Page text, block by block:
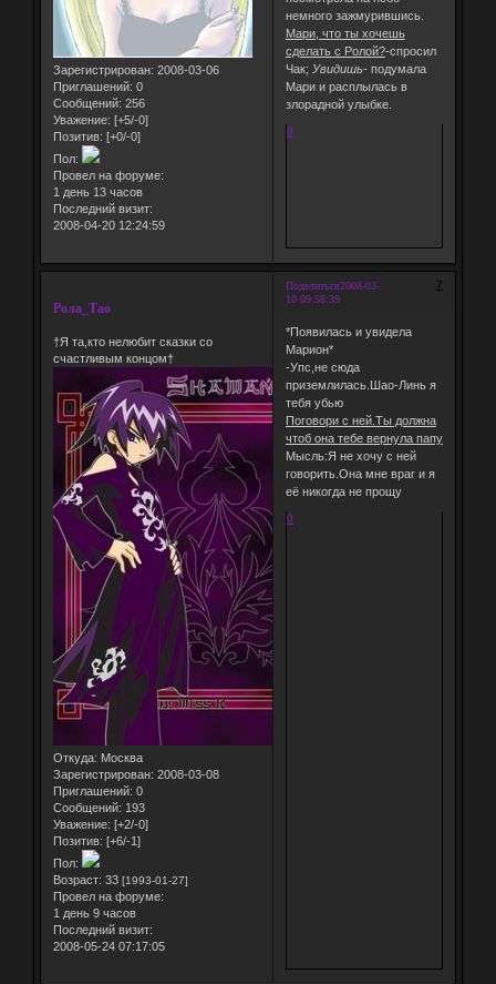
Зарегистрирован: 2008-03-06
Приглашений: 0
Сообщений: 256
Уважение: [+5/-0]
Позитив: [+0/-0]
Пол:
Провел на форуме:
1 день 13 часов
Последний визит:
2008-04-20 12:24:59
немного зажмурившись.
Мари, что ты хочешь
сделать с Ролой?-спросил
Чак; Увидишь- подумала
Мари и расплылась в
злорадной улыбке.
0
Поделиться 7
2008-03-
10 09:58:39
Рола_Тао
†Я та,кто нелюбит сказки со
счастливым концом†
Откуда: Москва
Зарегистрирован: 2008-03-08
Приглашений: 0
Сообщений: 193
Уважение: [+2/-0]
Позитив: [+6/-1]
Пол:
Возраст: 33 [1993-01-27]
Провел на форуме:
1 день 9 часов
Последний визит:
2008-05-24 07:17:05
*Появилась и увидела
Марион*
-Упс,не сюда
приземлилась.Шао-Линь я
тебя убью
Поговори с ней.Ты должна
чтоб она тебе вернула папу
Мысль:Я не хочу с ней
говорить.Она мне враг и я
её никогда не прощу
0